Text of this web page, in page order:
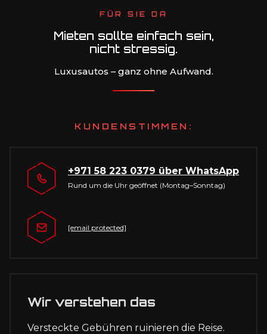
FÜR SIE DA
Mieten sollte einfach sein,
nicht stressig.
Luxusautos – ganz ohne Aufwand.
KUNDENSTIMMEN:
+971 58 223 0379 über WhatsApp
Rund um die Uhr geöffnet (Montag–Sonntag)
[email protected]
Wir verstehen das
Versteckte Gebühren ruinieren die Reise.